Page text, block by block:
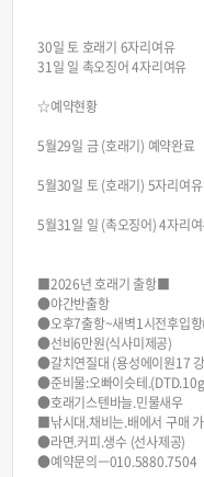
30일 토 호래기 6자리여유
31일 일 촉오징어 4자리여유
☆예약현황
5월29일 금 (호래기) 예약완료
5월30일 토 (호래기) 5자리여유
5월31일 일 (촉오징어) 4자리
■2026년 호래기 출항■
●야간반출항
●오후7출항~새벽1시전후입항
●선비6만원(식사미제공)
●갈치연질대 (용성에이원17
●준비물:오빠이슷테
●호래기스텐바늘.민물새우
■낚시대.채비는.배에서 구매
●라면.커피.생수 (선사제공)
●예약문의ㅡ010.5880.7504